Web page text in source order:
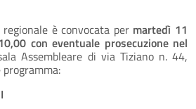
è convocata per martedì 11
con eventuale prosecuzione nel
Assembleare di via Tiziano n. 44,